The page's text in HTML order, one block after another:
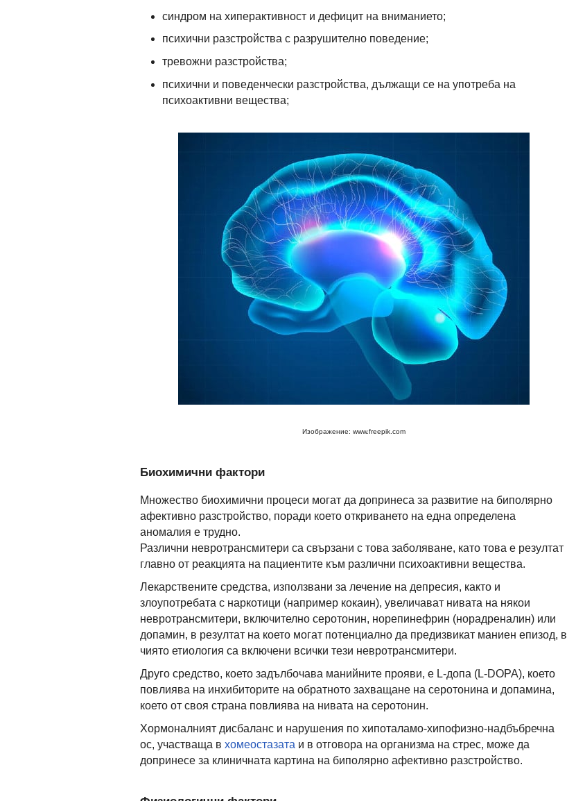
синдром на хиперактивност и дефицит на вниманието;
психични разстройства с разрушително поведение;
тревожни разстройства;
психични и поведенчески разстройства, дължащи се на употреба на
психоактивни вещества;
Изображение: www.freepik.com
Биохимични фактори
Множество биохимични процеси могат да допринеса за развитие на биполярно
афективно разстройство, поради което откриването на една определена
аномалия е трудно.
Различни невротрансмитери са свързани с това заболяване, като това е резултат
главно от реакцията на пациентите към различни психоактивни вещества.
Лекарствените средства, използвани за лечение на депресия, както и
злоупотребата с наркотици (например кокаин), увеличават нивата на някои
невротрансмитери, включително серотонин, норепинефрин (норадреналин) или
допамин, в резултат на което могат потенциално да предизвикат маниен епизод, в
чиято етиология са включени всички тези невротрансмитери.
Друго средство, което задълбочава манийните прояви, е L-допа (L-DOPA), което
повлиява на инхибиторите на обратното захващане на серотонина и допамина,
което от своя страна повлиява на нивата на серотонин.
Хормоналният дисбаланс и нарушения по хипоталамо-хипофизно-надбъбречна
ос, участваща в хомеостазата и в отговора на организма на стрес, може да
допринесе за клиничната картина на биполярно афективно разстройство.